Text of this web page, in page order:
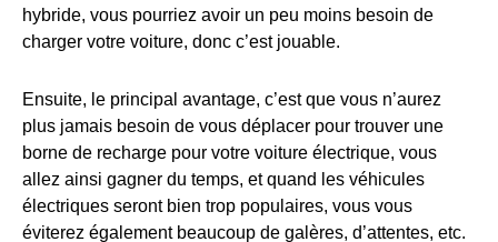
hybride, vous pourriez avoir un peu moins besoin de
charger votre voiture, donc c’est jouable.
Ensuite, le principal avantage, c’est que vous n’aurez
plus jamais besoin de vous déplacer pour trouver une
borne de recharge pour votre voiture électrique, vous
allez ainsi gagner du temps, et quand les véhicules
électriques seront bien trop populaires, vous vous
éviterez également beaucoup de galères, d’attentes, etc.